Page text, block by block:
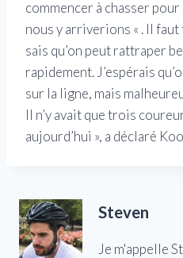
commencer à chasser
nous y arriverions « . Il
sais qu’on peut rattraper
rapidement. J’espérais
sur la ligne, mais
Il n’y avait que trois
aujourd’hui », a déclaré
Steven
Je m'appelle